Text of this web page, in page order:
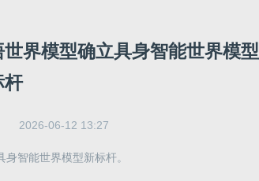
界模型确立具身智能世界模型
杆
2026-06-12 13:27
智能世界模型新标杆。